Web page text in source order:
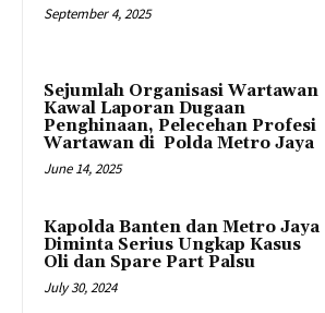
September 4, 2025
Sejumlah Organisasi Wartawan
Kawal Laporan Dugaan
Penghinaan, Pelecehan Profesi
Wartawan di Polda Metro Jaya
June 14, 2025
Kapolda Banten dan Metro Jaya
Diminta Serius Ungkap Kasus
Oli dan Spare Part Palsu
July 30, 2024